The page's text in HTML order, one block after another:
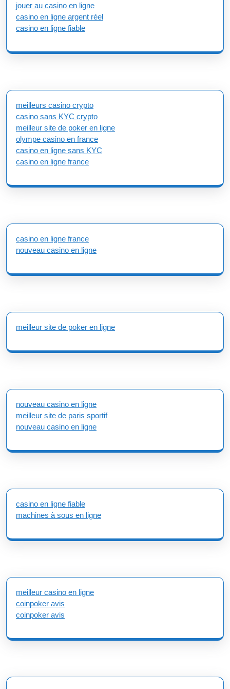
jouer au casino en ligne
casino en ligne argent réel
casino en ligne fiable
meilleurs casino crypto
casino sans KYC crypto
meilleur site de poker en ligne
olympe casino en france
casino en ligne sans KYC
casino en ligne france
casino en ligne france
nouveau casino en ligne
meilleur site de poker en ligne
nouveau casino en ligne
meilleur site de paris sportif
nouveau casino en ligne
casino en ligne fiable
machines à sous en ligne
meilleur casino en ligne
coinpoker avis
coinpoker avis